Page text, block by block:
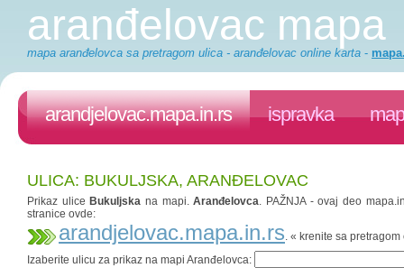
aranđelovac mapa
mapa aranđelovca sa pretragom ulica - aranđelovac online karta -
arandjelovac.mapa.in.rs ispravka
ULICA: BUKULJSKA, ARANĐELOVAC
Prikaz ulice Bukuljska na mapi.Aranđelovca. PAŽNJA - ovaj deo
stranice ovde:
arandjelovac.mapa.in.rs. « krenite sa pretragom
Izaberite ulicu za prikaz na mapi Aranđelovca: